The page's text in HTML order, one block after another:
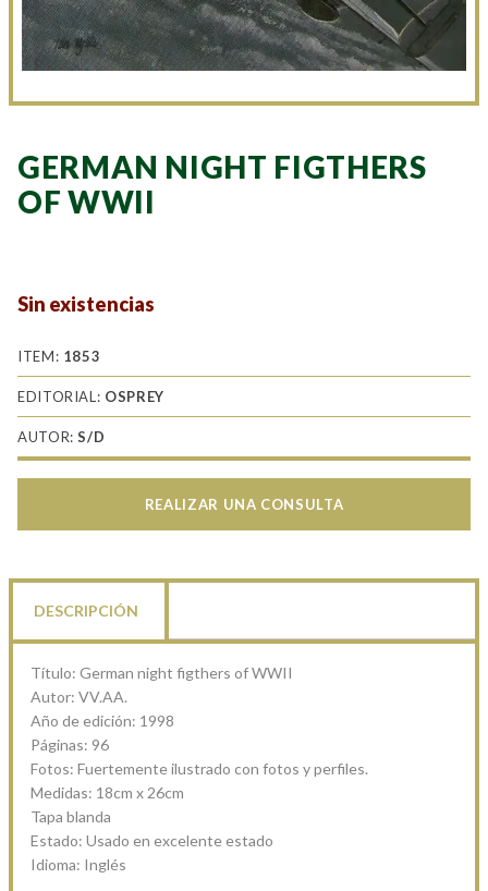
GERMAN NIGHT FIGTHERS
OF WWII
Sin existencias
ITEM: 1853
EDITORIAL: OSPREY
AUTOR:S/D
REALIZAR UNA CONSULTA
DESCRIPCIÓN
Título: German night figthers of WWII
Autor: VV.AA.
Año de edición: 1998
Páginas: 96
Fotos: Fuertemente ilustrado con fotos y perfiles.
Medidas: 18cm x 26cm
Tapa blanda
Estado: Usado en excelente estado
Idioma: Inglés